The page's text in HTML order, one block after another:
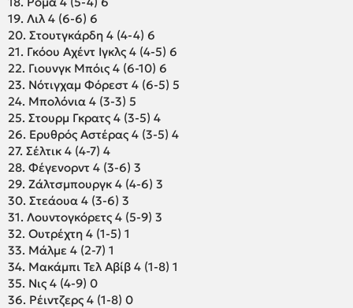
19. Λιλ 4 (6-6) 6
20. Στουτγκάρδη 4 (4-4) 6
21. Γκόου Αχέντ Ιγκλς 4 (4-5) 6
22. Γιουνγκ Μπόις 4 (6-10) 6
23. Νότιγχαμ Φόρεστ 4 (6-5) 5
24. Μπολόνια 4 (3-3) 5
25. Στουρμ Γκρατς 4 (3-5) 4
26. Ερυθρός Αστέρας 4 (3-5) 4
27. Σέλτικ 4 (4-7) 4
28. Φέγενορντ 4 (3-6) 3
29. Ζάλτσμπουργκ 4 (4-6) 3
30. Στεάουα 4 (3-6) 3
31. Λουντογκόρετς 4 (5-9) 3
32. Ουτρέχτη 4 (1-5) 1
33. Μάλμε 4 (2-7) 1
34. Μακάμπι Τελ Αβίβ 4 (1-8) 1
35. Νις 4 (4-9) 0
36. Ρέιντζερς 4 (1-8) 0